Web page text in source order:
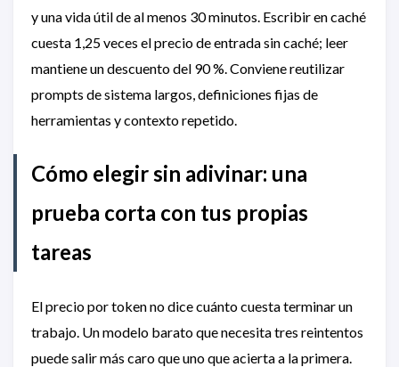
y una vida útil de al menos 30 minutos. Escribir en caché
cuesta 1,25 veces el precio de entrada sin caché; leer
mantiene un descuento del 90 %. Conviene reutilizar
prompts de sistema largos, definiciones fijas de
herramientas y contexto repetido.
Cómo elegir sin adivinar: una
prueba corta con tus propias
tareas
El precio por token no dice cuánto cuesta terminar un
trabajo. Un modelo barato que necesita tres reintentos
puede salir más caro que uno que acierta a la primera.